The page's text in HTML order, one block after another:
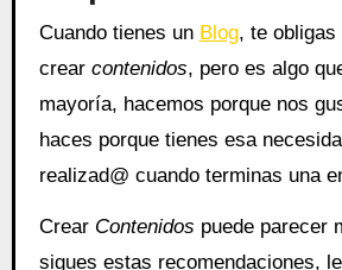
Cuando tienes un Blog, te
crear contenidos, pero es algo
mayoría, hacemos porque nos
haces porque tienes esa
realizad@ cuando terminas una
Crear Contenidos puede parecer
sigues estas recomendaciones,